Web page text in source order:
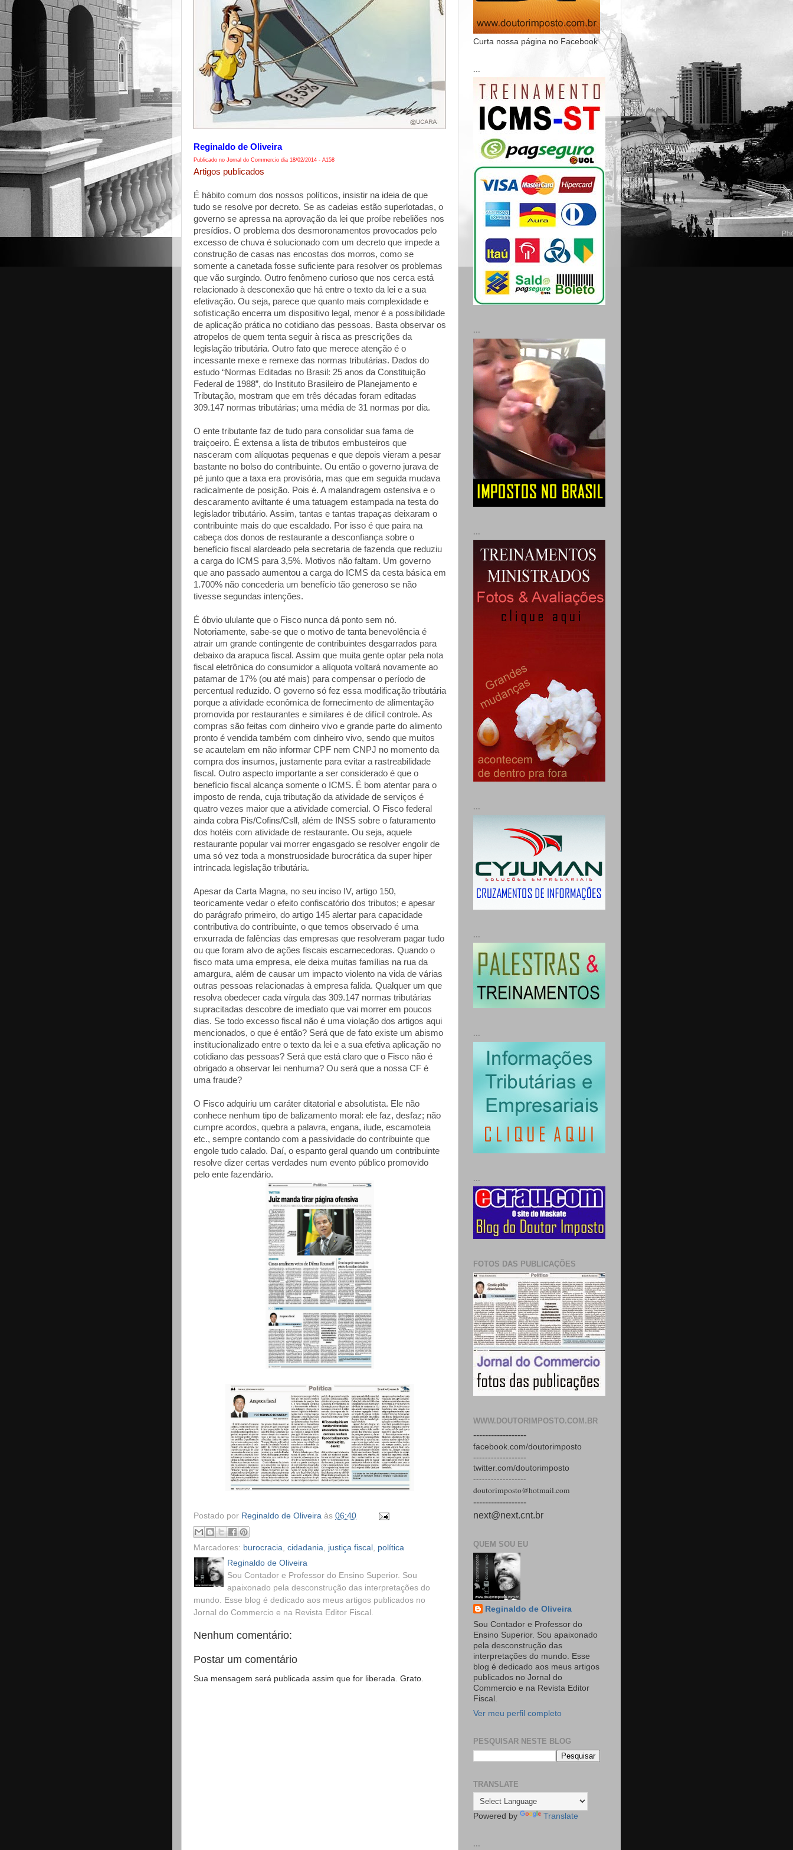
Reginaldo de Oliveira
Publicado no Jornal do Commercio dia 18/02/2014 - A158
Artigos publicados
É hábito comum dos nossos políticos, insistir na ideia de que
tudo se resolve por decreto. Se as cadeias estão superlotadas, o
governo se apressa na aprovação da lei que proíbe rebeliões nos
presídios. O problema dos desmoronamentos provocados pelo
excesso de chuva é solucionado com um decreto que impede a
construção de casas nas encostas dos morros, como se
somente a canetada fosse suficiente para resolver os problemas
que vão surgindo. Outro fenômeno curioso que nos cerca está
relacionado à desconexão que há entre o texto da lei e a sua
efetivação. Ou seja, parece que quanto mais complexidade e
sofisticação encerra um dispositivo legal, menor é a possibilidade
de aplicação prática no cotidiano das pessoas. Basta observar os
atropelos de quem tenta seguir à risca as prescrições da
legislação tributária. Outro fato que merece atenção é o
incessante mexe e remexe das normas tributárias. Dados do
estudo “Normas Editadas no Brasil: 25 anos da Constituição
Federal de 1988”, do Instituto Brasileiro de Planejamento e
Tributação, mostram que em três décadas foram editadas
309.147 normas tributárias; uma média de 31 normas por dia.
O ente tributante faz de tudo para consolidar sua fama de
traiçoeiro. É extensa a lista de tributos embusteiros que
nasceram com alíquotas pequenas e que depois vieram a pesar
bastante no bolso do contribuinte. Ou então o governo jurava de
pé junto que a taxa era provisória, mas que em seguida mudava
radicalmente de posição. Pois é. A malandragem ostensiva e o
descaramento aviltante é uma tatuagem estampada na testa do
legislador tributário. Assim, tantas e tantas trapaças deixaram o
contribuinte mais do que escaldado. Por isso é que paira na
cabeça dos donos de restaurante a desconfiança sobre o
benefício fiscal alardeado pela secretaria de fazenda que reduziu
a carga do ICMS para 3,5%. Motivos não faltam. Um governo
que ano passado aumentou a carga do ICMS da cesta básica em
1.700% não concederia um benefício tão generoso se não
tivesse segundas intenções.
É óbvio ululante que o Fisco nunca dá ponto sem nó.
Notoriamente, sabe-se que o motivo de tanta benevolência é
atrair um grande contingente de contribuintes desgarrados para
debaixo da arapuca fiscal. Assim que muita gente optar pela nota
fiscal eletrônica do consumidor a alíquota voltará novamente ao
patamar de 17% (ou até mais) para compensar o período de
percentual reduzido. O governo só fez essa modificação tributária
porque a atividade econômica de fornecimento de alimentação
promovida por restaurantes e similares é de difícil controle. As
compras são feitas com dinheiro vivo e grande parte do alimento
pronto é vendida também com dinheiro vivo, sendo que muitos
se acautelam em não informar CPF nem CNPJ no momento da
compra dos insumos, justamente para evitar a rastreabilidade
fiscal. Outro aspecto importante a ser considerado é que o
benefício fiscal alcança somente o ICMS. É bom atentar para o
imposto de renda, cuja tributação da atividade de serviços é
quatro vezes maior que a atividade comercial. O Fisco federal
ainda cobra Pis/Cofins/Csll, além de INSS sobre o faturamento
dos hotéis com atividade de restaurante. Ou seja, aquele
restaurante popular vai morrer engasgado se resolver engolir de
uma só vez toda a monstruosidade burocrática da super hiper
intrincada legislação tributária.
Apesar da Carta Magna, no seu inciso IV, artigo 150,
teoricamente vedar o efeito confiscatório dos tributos; e apesar
do parágrafo primeiro, do artigo 145 alertar para capacidade
contributiva do contribuinte, o que temos observado é uma
enxurrada de falências das empresas que resolveram pagar tudo
ou que foram alvo de ações fiscais escarnecedoras. Quando o
fisco mata uma empresa, ele deixa muitas famílias na rua da
amargura, além de causar um impacto violento na vida de várias
outras pessoas relacionadas à empresa falida. Qualquer um que
resolva obedecer cada vírgula das 309.147 normas tributárias
supracitadas descobre de imediato que vai morrer em poucos
dias. Se todo excesso fiscal não é uma violação dos artigos aqui
mencionados, o que é então? Será que de fato existe um abismo
institucionalizado entre o texto da lei e a sua efetiva aplicação no
cotidiano das pessoas? Será que está claro que o Fisco não é
obrigado a observar lei nenhuma? Ou será que a nossa CF é
uma fraude?
O Fisco adquiriu um caráter ditatorial e absolutista. Ele não
conhece nenhum tipo de balizamento moral: ele faz, desfaz; não
cumpre acordos, quebra a palavra, engana, ilude, escamoteia
etc., sempre contando com a passividade do contribuinte que
engole tudo calado. Daí, o espanto geral quando um contribuinte
resolve dizer certas verdades num evento público promovido
pelo ente fazendário.
Postado por Reginaldo de Oliveira às 06:40
Marcadores: burocracia cidadania justiça fiscal política
Reginaldo de Oliveira
Sou Contador e Professor do Ensino Superior. Sou
apaixonado pela desconstrução das interpretações do
mundo. Esse blog é dedicado aos meus artigos publicados no
Jornal do Commercio e na Revista Editor Fiscal.
Nenhum comentário:
Postar um comentário
Sua mensagem será publicada assim que for liberada. Grato.
Curta nossa página no Facebook
...
...
...
...
...
...
...
FOTOS DAS PUBLICAÇÕES
WWW.DOUTORIMPOSTO.COM.BR
------------------
facebook.com/doutorimposto
------------------
twitter.com/doutorimposto
------------------
doutorimposto@hotmail.com
------------------
next@next.cnt.br
QUEM SOU EU
Reginaldo de Oliveira
Sou Contador e Professor do
Ensino Superior. Sou apaixonado
pela desconstrução das
interpretações do mundo. Esse
blog é dedicado aos meus artigos
publicados no Jornal do
Commercio e na Revista Editor
Fiscal.
Ver meu perfil completo
PESQUISAR NESTE BLOG
TRANSLATE
Powered by Translate
...